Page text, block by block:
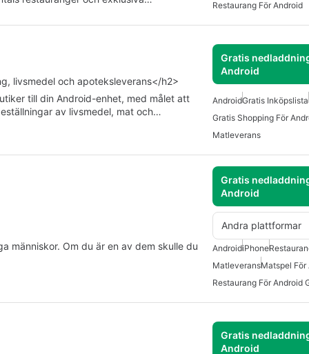
Restaurang För Android
livsmedel och apoteksleverans</h2>
Gratis
Android
till din Android-enhet, med målet att
av livsmedel, mat och…
AndroidGratis Inköpslista
Gratis Shopping För
Matleverans
Gratis
Android
Andra plattformar
människor. Om du är en av dem skulle du
AndroidiPhone
MatleveransMatspel För
Restaurang För Android
Gratis
Android